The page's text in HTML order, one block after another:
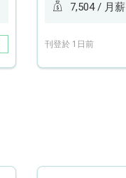
7,504 / 月薪
刊登於 1日前